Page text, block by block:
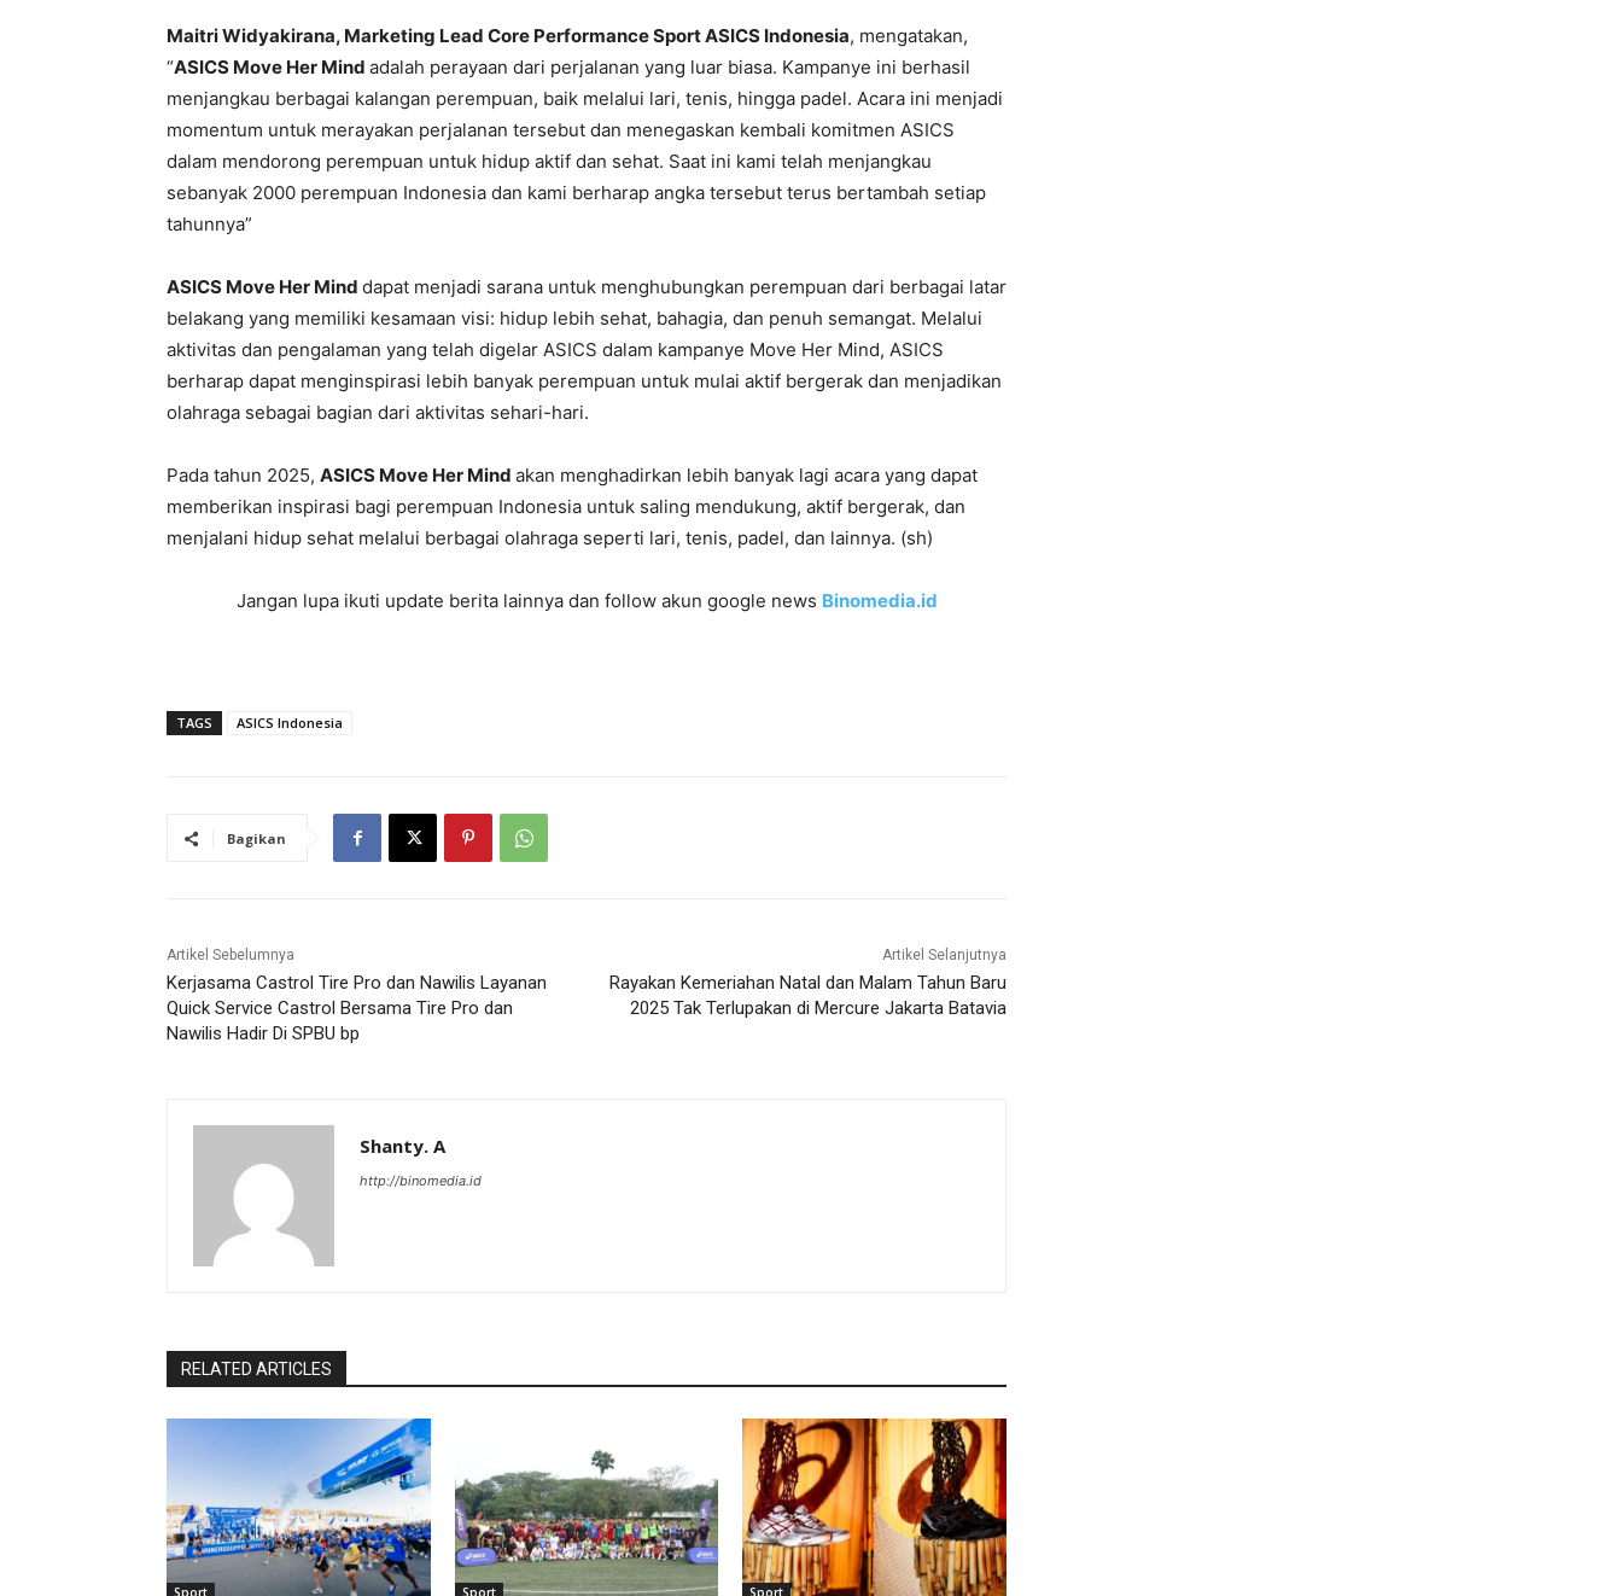
Maitri Widyakirana, Marketing Lead Core Performance Sport ASICS Indonesia, mengatakan,
“ASICS Move Her Mind adalah perayaan dari perjalanan yang luar biasa. Kampanye ini berhasil
menjangkau berbagai kalangan perempuan, baik melalui lari, tenis, hingga padel. Acara ini menjadi
momentum untuk merayakan perjalanan tersebut dan menegaskan kembali komitmen ASICS
dalam mendorong perempuan untuk hidup aktif dan sehat. Saat ini kami telah menjangkau
sebanyak 2000 perempuan Indonesia dan kami berharap angka tersebut terus bertambah setiap
tahunnya”
ASICS Move Her Mind dapat menjadi sarana untuk menghubungkan perempuan dari berbagai latar
belakang yang memiliki kesamaan visi: hidup lebih sehat, bahagia, dan penuh semangat. Melalui
aktivitas dan pengalaman yang telah digelar ASICS dalam kampanye Move Her Mind, ASICS
berharap dapat menginspirasi lebih banyak perempuan untuk mulai aktif bergerak dan menjadikan
olahraga sebagai bagian dari aktivitas sehari-hari.
Pada tahun 2025, ASICS Move Her Mind akan menghadirkan lebih banyak lagi acara yang dapat
memberikan inspirasi bagi perempuan Indonesia untuk saling mendukung, aktif bergerak, dan
menjalani hidup sehat melalui berbagai olahraga seperti lari, tenis, padel, dan lainnya. (sh)
Jangan lupa ikuti update berita lainnya dan follow akun google news Binomedia.id
TAGS ASICS Indonesia
Bagikan
Artikel Sebelumnya
Kerjasama Castrol Tire Pro dan Nawilis Layanan
Quick Service Castrol Bersama Tire Pro dan
Nawilis Hadir Di SPBU bp
Artikel Selanjutnya
Rayakan Kemeriahan Natal dan Malam Tahun Baru
2025 Tak Terlupakan di Mercure Jakarta Batavia
Shanty. A
http://binomedia.id
RELATED ARTICLES
Sport Sport Sport